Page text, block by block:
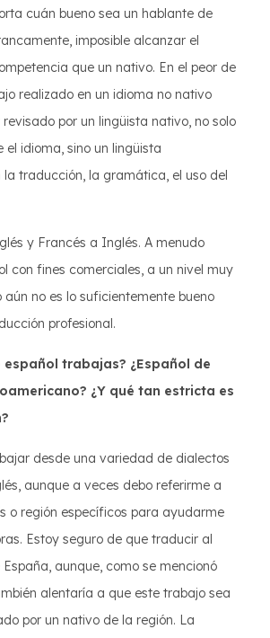
cuán bueno sea un hablante de
imposible alcanzar el
que un nativo. En el peor de
realizado en un idioma no nativo
por un lingüista nativo, no solo
el idioma, sino un lingüista
traducción, la gramática, el uso del
y Francés a Inglés. A menudo
con fines comerciales, a un nivel muy
aún no es lo suficientemente bueno
profesional.
español trabajas? ¿Español de
¿Y qué tan estricta es
desde una variedad de dialectos
aunque a veces debo referirme a
o región específicos para ayudarme
Estoy seguro de que traducir al
aunque, como se mencionó
alentaría a que este trabajo sea
por un nativo de la región. La